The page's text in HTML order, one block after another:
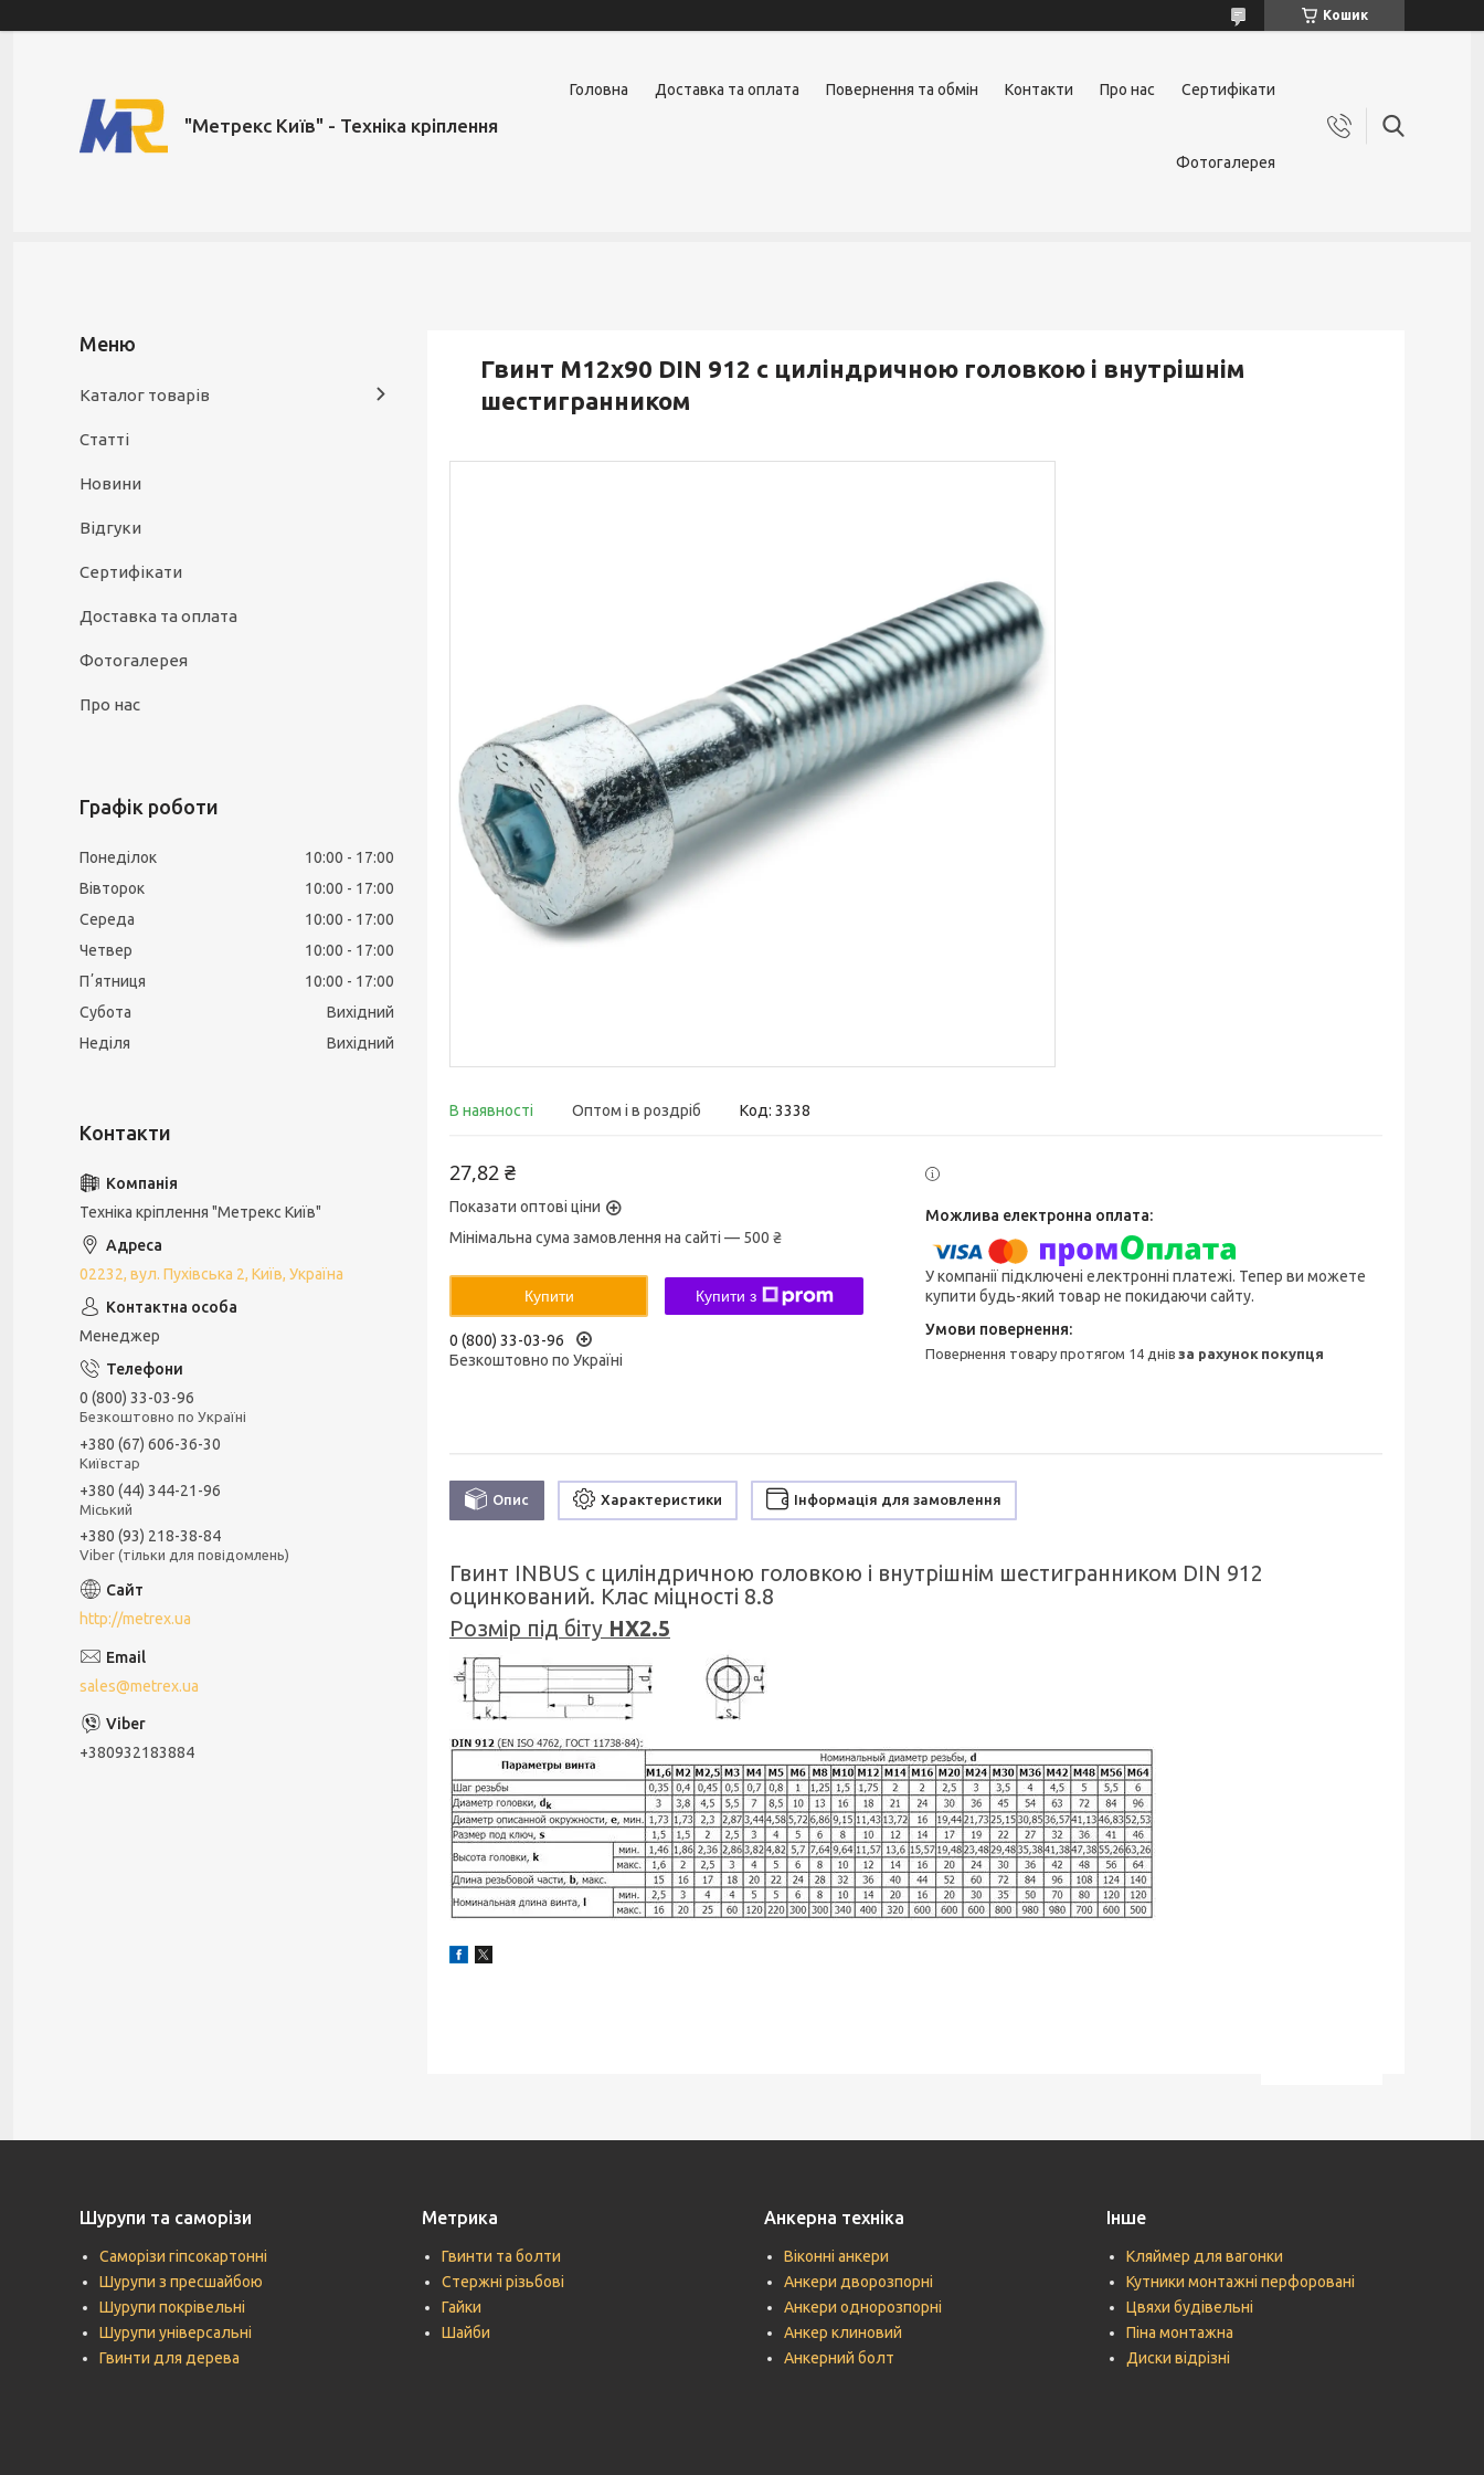
Кошик
"Метрекс Київ" - Техніка кріплення
Головна Доставка та оплата Повернення та обмін Контакти Про нас Сертифікати
Фотогалерея
Гвинт М12х90 DIN 912 c циліндричною головкою і внутрішнім
шестигранником
В наявності Оптом і в роздріб Код: 3338
27,82 ₴
Показати оптові ціни
Мінімальна сума замовлення на сайті — 500 ₴
Купити Купити з
0 (800) 33-03-96
Безкоштовно по Україні
У компанії підключені електронні платежі. Тепер ви можете
купити будь-який товар не покидаючи сайту.
повернення товару протягом 14 днівза рахунок покупця
Опис Характеристики Інформація для замовлення
Гвинт INBUS c циліндричною головкою і внутрішнім шестигранником DIN 912
оцинкований. Клас міцності 8.8
Розмір під біту HX2.5
Каталог товарів
Статті
Новини
Відгуки
Сертифікати
Доставка та оплата
Фотогалерея
Про нас
Графік роботи
Понеділок 10:00
17:00
Вівторок
10:00
17:00
Середа
10:00
17:00
Четвер
10:00
17:00
Пʼятниця
10:00
17:00
Субота
Вихідний
Неділя
Вихідний
Техніка кріплення "Метрекс Київ"
02232, вул. Пухівська 2, Київ, Україна
Менеджер
0 (800) 33-03-96
Безкоштовно по Україні
+380 (67) 606-36-30
Київстар
+380 (44) 344-21-96
Міський
+380 (93) 218-38-84
Viber (тільки для повідомлень)
http://metrex.ua
sales@metrex.ua
+380932183884
Шурупи та саморізи
Саморізи гіпсокартонні
Шурупи з пресшайбою
Шурупи покрівельні
Шурупи універсальні
Гвинти для дерева
Метрика
Гвинти та болти
Стержні різьбові
Гайки
Шайби
Анкерна техніка
Віконні анкери
Анкери дворозпорні
Анкери однорозпорні
Анкер клиновий
Анкерний болт
Інше
Кляймер для вагонки
Кутники монтажні перфоровані
Цвяхи будівельні
Піна монтажна
Диски відрізні